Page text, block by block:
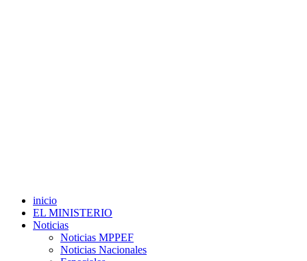
inicio
EL MINISTERIO
Noticias
Noticias MPPEF
Noticias Nacionales